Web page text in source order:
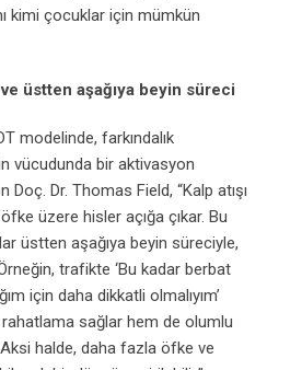
kimi çocuklar için mümkün
ve üstten aşağıya beyin süreci
modelinde, farkındalık
vücudunda bir aktivasyon
Dr. Thomas Field, “Kalp atışı
öfke üzere hisler açığa çıkar. Bu
üstten aşağıya beyin süreciyle,
trafikte ‘Bu kadar berbat
için daha dikkatli olmalıyım’
sağlar hem de olumlu
halde, daha fazla öfke ve